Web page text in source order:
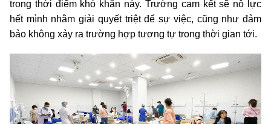
trong thời điểm khó khăn này. Trường cam kết sẽ nỗ lực
hết mình nhằm giải quyết triệt để sự việc, cũng như đảm
bảo không xảy ra trường hợp tương tự trong thời gian tới.